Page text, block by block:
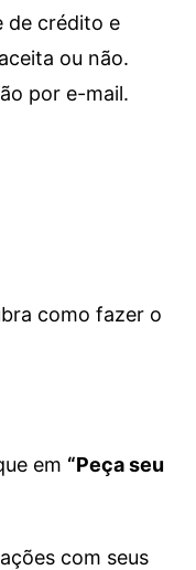
de crédito e
ou não.
por e-mail.
como fazer o
em “Peça seu
com seus